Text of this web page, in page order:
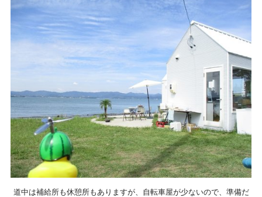
道中は補給所も休憩所もありますが、自転車屋が少ないので、準備だ